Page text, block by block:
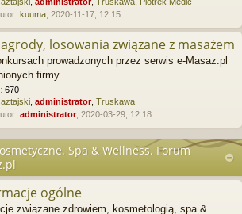
kuuma , 2020-11-17, 12:15
losowania związane z masażem
prowadzonych przez serwis e-Masaz.pl
firmy.
: 670
administrator, Truskawa
administrator, 2020-03-29, 12:18
Spa & Wellness. Forum
ogólne
związane zdrowiem, kosmetologią, spa &